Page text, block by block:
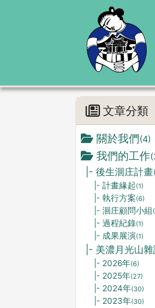
文章分類
關於我們(4)
我們的工作
|- 後生洄庄計畫
|- 計畫緣起(1)
|- 執行方案(6)
|- 洄庄顧問小組
|- 過程紀錄(1)
|- 成果展演(1)
|- 美濃月光山
|- 2026年(6)
|- 2025年(27)
|- 2024年(30)
|- 2023年(30)